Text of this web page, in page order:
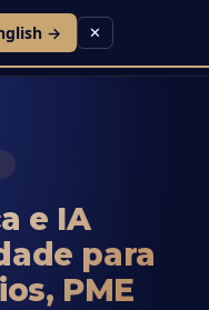
e IA
para
PME
→ ✕